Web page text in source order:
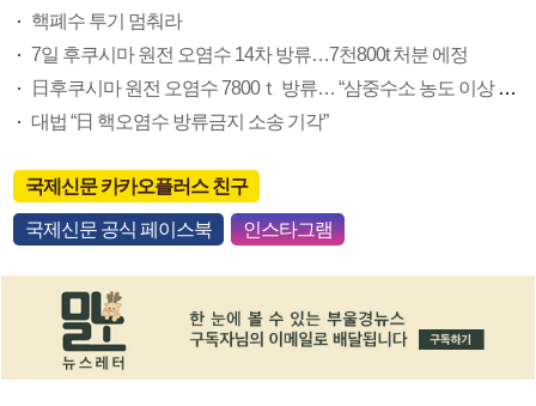
핵폐수 투기 멈춰라
7일 후쿠시마 원전 오염수 14차 방류…7천800t 처분 에정
日후쿠시마 원전 오염수 7800ｔ 방류… “삼중수소 농도 이상 없어”
대법 “日 핵오염수 방류금지 소송 기각”
국제신문 카카오플러스 친구
국제신문 공식 페이스북 인스타그램